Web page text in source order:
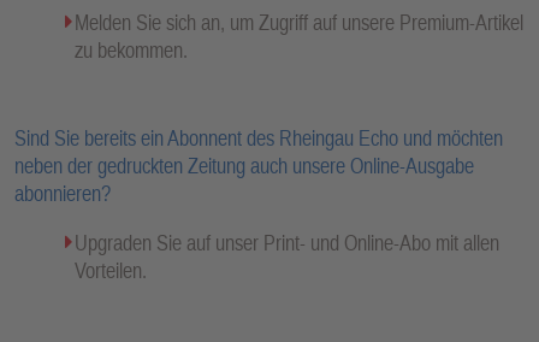
Melden Sie sich an, um Zugriff auf unsere Premium-Artikel
zu bekommen.
Sind Sie bereits ein Abonnent des Rheingau Echo und möchten
neben der gedruckten Zeitung auch unsere Online-Ausgabe
abonnieren?
Upgraden Sie auf unser Print- und Online-Abo mit allen
Vorteilen.